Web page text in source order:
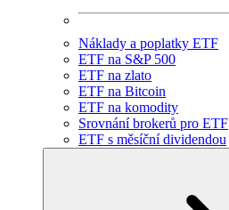
Náklady a poplatky ETF
ETF na S&P 500
ETF na zlato
ETF na Bitcoin
ETF na komodity
Srovnání brokerů pro ETF
ETF s měsíční dividendou